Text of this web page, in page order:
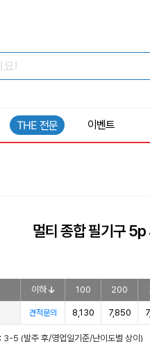
THE 전문 이벤트
멀티 종합 필기구 5p
이하 100 200
견적문의 8,130 7,850
3-5 (발주 후/영업일기준/난이도별 상이)